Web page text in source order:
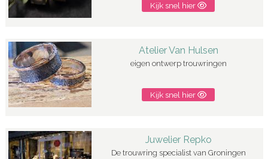
Kijk snel hier
Atelier Van Hulsen
eigen ontwerp trouwringen
Kijk snel hier
Juwelier Repko
De trouwring specialist van Groningen